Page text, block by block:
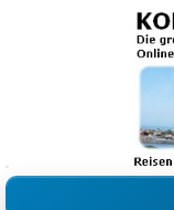
grosse Forum
Freunde
Reisen, Auswandern, Kultur,
Austausch, Erfahrungen und